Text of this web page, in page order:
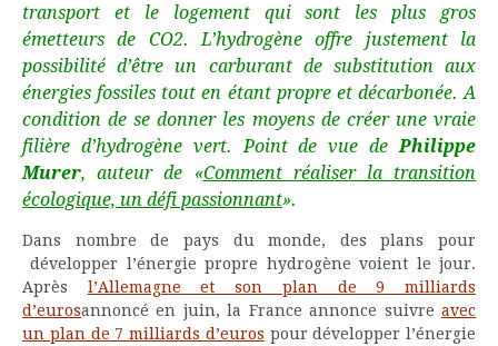
transport et le logement qui sont les plus gros
émetteurs de CO2. L’hydrogène offre justement la
possibilité d’être un carburant de substitution aux
énergies fossiles tout en étant propre et décarbonée. A
condition de se donner les moyens de créer une vraie
filière d’hydrogène vert.Point de vue dePhilippe
Murer, auteur de «Comment réaliser la transition
écologique, un défi passionnant».
Dans nombre de pays du monde, des plans pour
développer l’énergie propre hydrogène voient le jour.
Après l’Allemagne et son plan de 9 milliards
d’eurosannoncé en juin, la France annonce suivre avec
un plan de 7 milliards d’euros pour développer l’énergie